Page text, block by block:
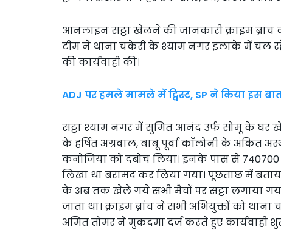
आनलाइन सट्टा खेलने की जानकारी क्राइम ब्रांच
टीम ने थाना चकेरी के श्याम नगर इलाके में चल
की कार्यवाही की।
ADJ पर हमले मामले में ट्विस्ट, SP ने किया इस
सट्टा श्याम नगर में सुमित आनंद उर्फ सोमू के घर
के हर्षित अग्रवाल, बाबू पूर्वा कॉलोनी के अंकित
कनोजिया को दबोच लिया। इनके पास से
लिखा था बरामद कर लिया गया। पूछताछ में
के अब तक खेले गये सभी मैचों पर सट्टा लगाया
जाता था। क्राइम ब्रांच ने सभी अभियुक्तों को
अमित तोमर ने मुकदमा दर्ज करते हुए कार्यवाही